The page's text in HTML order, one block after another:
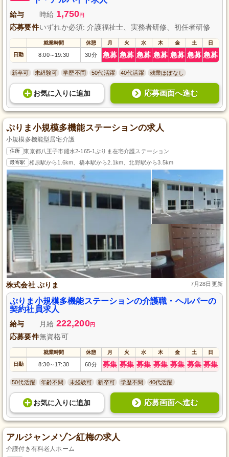
給与 時給 1,750円
応募要件いずれか必須: 介護福祉士、実務者研修、初任者研修
就業時間 休憩 月 火 水 木 金 土 日
日勤 8:00～ 19:30 30分 急募 急募 急募 急募 急募 急募 急募
新卒可 未経験可 学歴不問 50代活躍 40代活躍 残業ほぼなし
お気に入り に追加 応募画面へ進む
ぷりま小規模多機能ステーションの求人
小規模多機能型居宅介護
住所 東京都八王子市鑓水2-165-1ぷりま在宅介護ステーション
最寄駅 相原駅から1.6km、橋本駅から2.1km、北野駅から3.5km
株式会社 ぷりま 7月28日更新
ぷりま小規模多機能ステーションの介護職・ヘルパーの
契約社員求人
給与 月給 222,200円
応募要件無資格可
就業時間 休憩 月 火 水 木 金 土 日
日勤 8:30～ 17:30 60分 募集 募集 募集 募集 募集 募集 募集
50代活躍 年齢不問 未経験可 新卒可 学歴不問 40代活躍
お気に入り に追加 応募画面へ進む
アルジャンメゾン紅梅の求人
介護付き有料老人ホーム